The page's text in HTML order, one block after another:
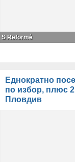
S Reformè
Еднократно
по избор, плюс
Пловдив